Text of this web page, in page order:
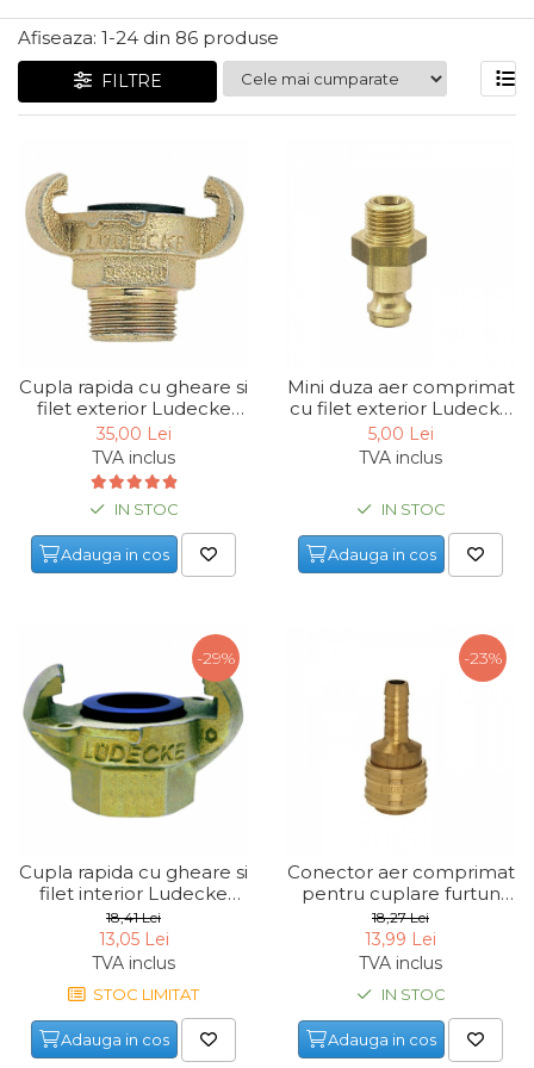
Articole Pentru Gradina
Accesorii Bucatarie
Cabluri Incalzitoare cu
Termostat
Alarme Casa
Accesorii Baie
Accesorii Telefoane
Casti Audio
Accesorii Laptop & PC
Ultrasunete
Cutii Depozitare
Chinga & Suport Mobila
Maturi, Mopuri, Galeti &
Microscoape
Cantare
Rafturi
Baterii & Acumulatori
Baterii AA
Corpuri de Iluminat
Lanterne
Proiectoare
Iluminare Led
Afiseaza: 1-24 din 86 produse
FILTRE
Cupla rapida cu gheare si
filet exterior Ludecke
KAG10, 1", Ø25 mm
35,00 Lei
TVA inclus
IN STOC
Adauga in cos
Mini duza aer comprimat
cu filet exterior Ludecke
ESM14NA, 1/4", Ø6 mm
5,00 Lei
TVA inclus
IN STOC
Adauga in cos
-29%
Cupla rapida cu gheare si
filet interior Ludecke
KISS12, 1/2", Ø13 mm
18,41 Lei
13,05 Lei
TVA inclus
STOC LIMITAT
Adauga in cos
-23%
Conector aer comprimat
pentru cuplare furtun
Ludecke ES10T, 3/8", 10
mm
18,27 Lei
13,99 Lei
TVA inclus
IN STOC
Adauga in cos